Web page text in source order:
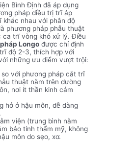
Bình Định đã áp dụng
pháp điều trị trĩ áp
nhau với phân độ
phương pháp phẫu thuật
ca trĩ vòng khó xử lý. Điều
Longo được chỉ định
độ 2-3, thích hợp với
những ưu điểm vượt trội:
so với phương pháp cắt trĩ
thuật nằm trên đường
nơi ít thần kinh cảm
hở ở hậu môn, dễ dàng
viện (trung bình nằm
bảo tính thẩm mỹ, không
môn do sẹo, xơ.